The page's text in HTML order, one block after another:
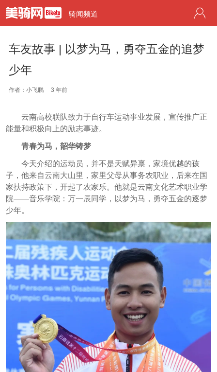
骑闻频道
车友故事 | 以梦为马，勇夺五金的追梦
少年
作者：小飞鹏 3 年前
云南高校联队致力于自行车运动事业发展，宣传推广正
能量和积极向上的励志事迹。
青春为马，韶华铸梦
今天介绍的运动员，并不是天赋异禀，家境优越的孩
子，他来自云南大山里，家里父母从事务农职业，后来在国
家扶持政策下，开起了农家乐。他就是云南文化艺术职业学
院——音乐学院：万一辰同学，以梦为马，勇夺五金的逐梦
少年。